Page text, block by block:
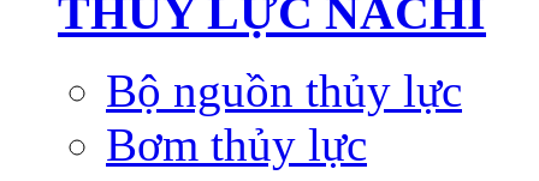
THỦY LỰC NACHI
Bộ nguồn thủy lực
Bơm thủy lực